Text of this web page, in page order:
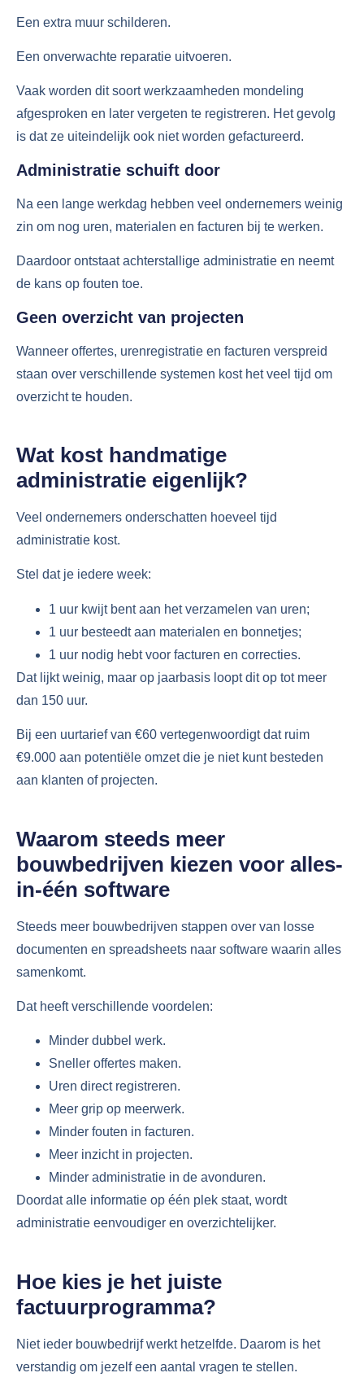
Een extra muur schilderen.
Een onverwachte reparatie uitvoeren.
Vaak worden dit soort werkzaamheden mondeling
afgesproken en later vergeten te registreren. Het gevolg
is dat ze uiteindelijk ook niet worden gefactureerd.
Administratie schuift door
Na een lange werkdag hebben veel ondernemers weinig
zin om nog uren, materialen en facturen bij te werken.
Daardoor ontstaat achterstallige administratie en neemt
de kans op fouten toe.
Geen overzicht van projecten
Wanneer offertes, urenregistratie en facturen verspreid
staan over verschillende systemen kost het veel tijd om
overzicht te houden.
Wat kost handmatige
administratie eigenlijk?
Veel ondernemers onderschatten hoeveel tijd
administratie kost.
Stel dat je iedere week:
1 uur kwijt bent aan het verzamelen van uren;
1 uur besteedt aan materialen en bonnetjes;
1 uur nodig hebt voor facturen en correcties.
Dat lijkt weinig, maar op jaarbasis loopt dit op tot meer
dan 150 uur.
Bij een uurtarief van €60 vertegenwoordigt dat ruim
€9.000 aan potentiële omzet die je niet kunt besteden
aan klanten of projecten.
Waarom steeds meer
bouwbedrijven kiezen voor alles-
in-één software
Steeds meer bouwbedrijven stappen over van losse
documenten en spreadsheets naar software waarin alles
samenkomt.
Dat heeft verschillende voordelen:
Minder dubbel werk.
Sneller offertes maken.
Uren direct registreren.
Meer grip op meerwerk.
Minder fouten in facturen.
Meer inzicht in projecten.
Minder administratie in de avonduren.
Doordat alle informatie op één plek staat, wordt
administratie eenvoudiger en overzichtelijker.
Hoe kies je het juiste
factuurprogramma?
Niet ieder bouwbedrijf werkt hetzelfde. Daarom is het
verstandig om jezelf een aantal vragen te stellen.